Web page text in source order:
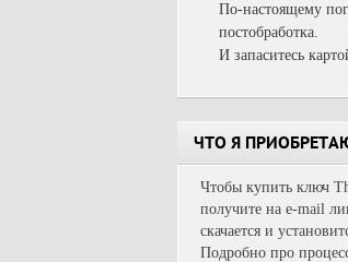
По-настоящему
постобработка.
И запаситесь
ЧТО Я
Чтобы купить ключ
получите на e-mail
скачается и
Подробно про